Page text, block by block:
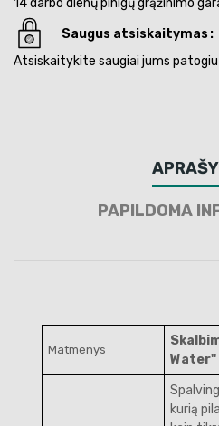
Saugus atsiskaitymas
Atsiskaitykite saugiai jums patogiu
PAPILDOMA
Matmenys
Water"
kurią